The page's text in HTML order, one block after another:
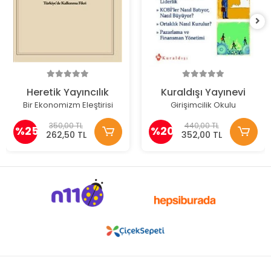
Heretik Yayıncılık
Bir Ekonomizm Eleştirisi
%25 350,00 TL
262,50 TL
Kuraldışı Yayınevi
Girişimcilik Okulu
%20 440,00 TL
352,00 TL